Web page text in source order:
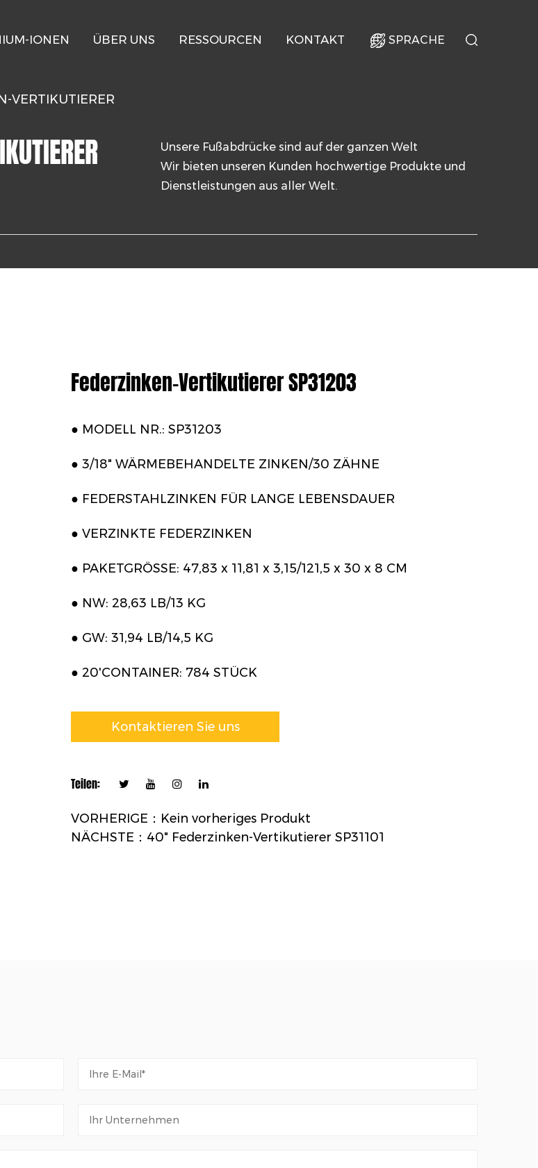
IONEN ÜBER UNS RESSOURCEN KONTAKT SPRACHE
VERTIKUTIERER
H
Unsere Fußabdrücke sind auf der ganzen Welt
Wir bieten unseren Kunden hochwertige Produkte und
Dienstleistungen aus aller Welt.
Federzinken-Vertikutierer SP31203
● MODELL NR.: SP31203
● 3/18" WÄRMEBEHANDELTE ZINKEN/30 ZÄHNE
● FEDERSTAHLZINKEN FÜR LANGE LEBENSDAUER
● VERZINKTE FEDERZINKEN
● PAKETGRÖSSE: 47,83 x 11,81 x 3,15/121,5 x 30 x 8 CM
● NW: 28,63 LB/13 KG
● GW: 31,94 LB/14,5 KG
● 20'CONTAINER: 784 STÜCK
Kontaktieren Sie uns
Teilen:
VORHERIGE：Kein vorheriges Produkt
NÄCHSTE：40" Federzinken-Vertikutierer SP31101